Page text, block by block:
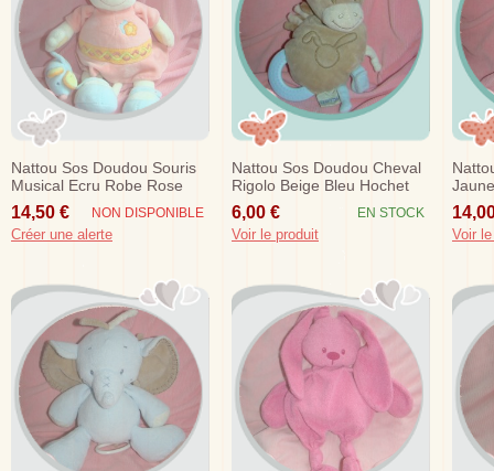
Nattou Sos Doudou Souris
Musical Ecru Robe Rose
Fleurs
14,50 € NON DISPONIBLE
Créer une alerte
Nattou Sos Doudou Cheval
Rigolo Beige Bleu Hochet
Dentition Attache Tetine
6,00 € EN STOCK
Voir le produit Voir